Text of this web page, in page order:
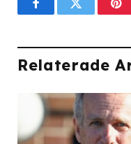
FacebookTwitter
Relaterade